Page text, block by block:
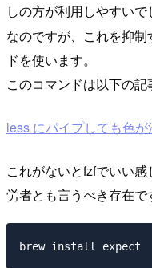
しの方が利用しやすい
なのですが、これを抑制
ドを使います。
このコマンドは以下の記
less にパイプしても色
これがないとfzfでいい
労者とも言うべき存在で